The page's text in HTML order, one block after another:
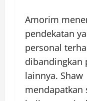
Amorim
pendekatan
personal
dibandingkan
lainnya. Shaw
mendapatkan